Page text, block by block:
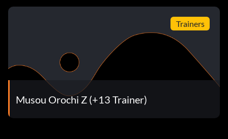
Trainers
Musou Orochi Z (+13 Trainer)